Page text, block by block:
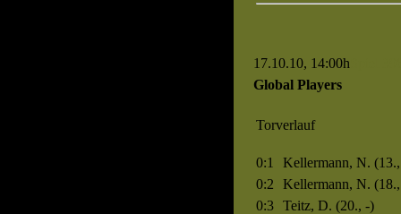
17.10.10, 14:00h
Global Players
Torverlauf
0:1
Kellermann, N.
0:2
Kellermann, N.
0:3
Teitz, D. (20., -)